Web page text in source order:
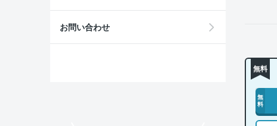
無料
無
料
お問い合わせ